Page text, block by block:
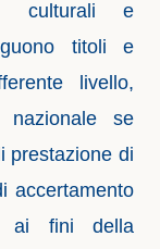
culturali e
titoli e
livello,
se
prestazione di
accertamento
ai fini della